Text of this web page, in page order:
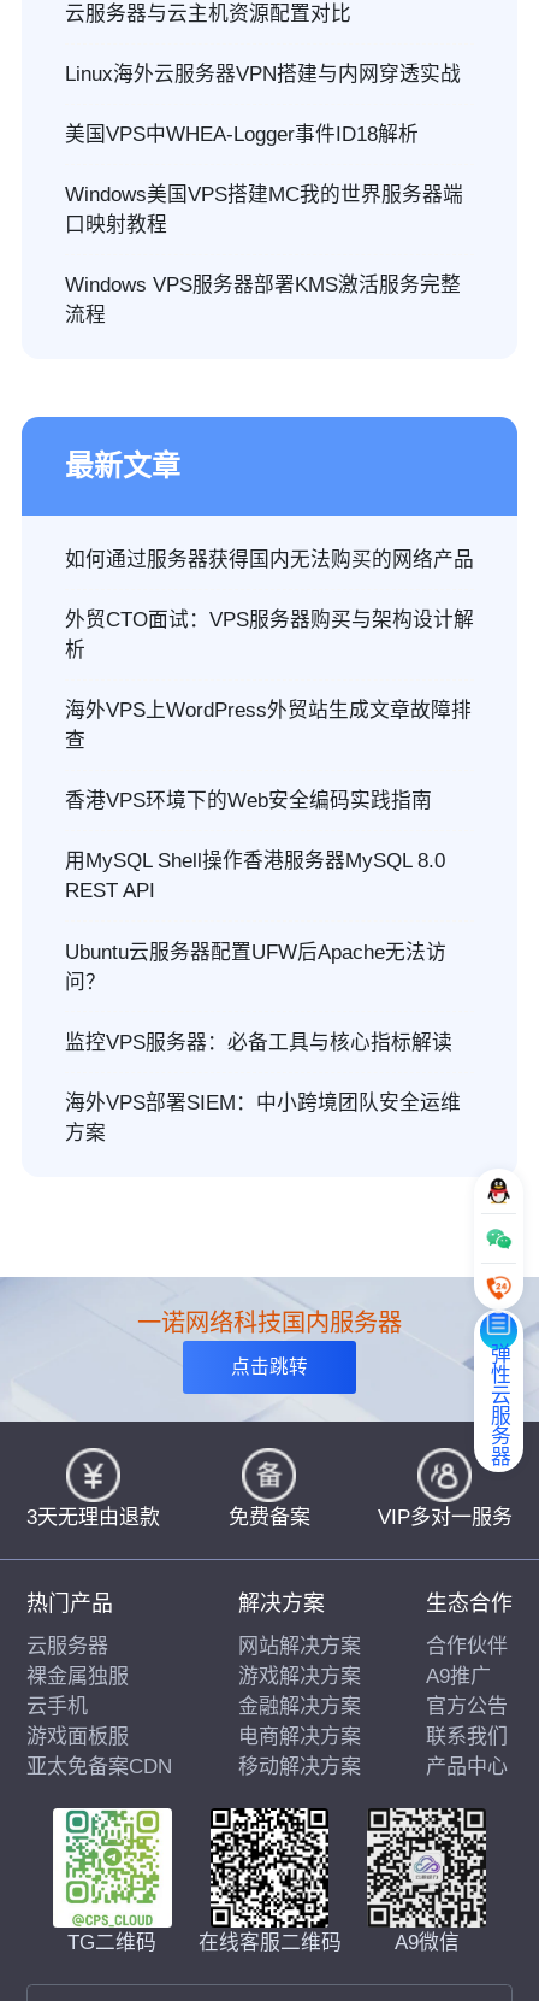
云服务器与云主机资源配置对比
Linux海外云服务器VPN搭建与内网穿透实战
美国VPS中WHEA-Logger事件ID18解析
Windows美国VPS搭建MC我的世界服务器端
口映射教程
Windows VPS服务器部署KMS激活服务完整
流程
最新文章
如何通过服务器获得国内无法购买的网络产品
外贸CTO面试：VPS服务器购买与架构设计解
析
海外VPS上WordPress外贸站生成文章故障排
查
香港VPS环境下的Web安全编码实践指南
用MySQL Shell操作香港服务器MySQL 8.0
REST API
Ubuntu云服务器配置UFW后Apache无法访
问？
监控VPS服务器：必备工具与核心指标解读
海外VPS部署SIEM：中小跨境团队安全运维
方案
弹性云服务器
一诺网络科技国内服务器
点击跳转
3天无理由退款 免费备案 VIP多对一服务
TG二维码 在线客服二维码 A9微信
热门产品
云服务器
裸金属独服
云手机
游戏面板服
亚太免备案CDN
解决方案
网站解决方案
游戏解决方案
金融解决方案
电商解决方案
移动解决方案
生态合作
合作伙伴
A9推广
官方公告
联系我们
产品中心